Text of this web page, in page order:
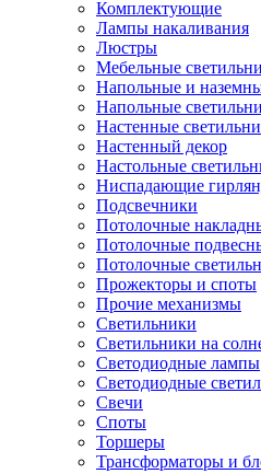
Комплектующие
Лампы накаливания
Люстры
Мебельные
Напольные и
Напольные
Настенные
Настенный декор
Настольные
Ниспадающие
Подсвечники
Потолочные
Потолочные
Потолочные
Прожекторы и споты
Прочие механизмы
Светильники
Светильники на
Светодиодные лампы
Светодиодные
Свечи
Споты
Торшеры
Трансформаторы и